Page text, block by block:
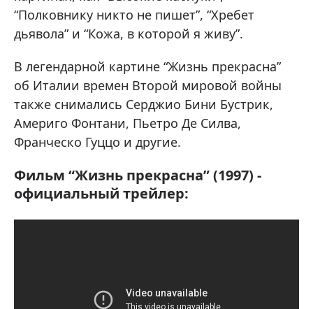
“Полковнику никто не пишет”, “Хребет
дьявола” и “Кожа, в которой я живу”.
В легендарной картине “Жизнь прекрасна”
об Италии времен Второй мировой войны
также снимались Серджио Бини Бустрик,
Америго Фонтани, Пьетро Де Силва,
Франческо Гуццо и другие.
Фильм “Жизнь прекрасна” (1997) -
официальный трейлер: